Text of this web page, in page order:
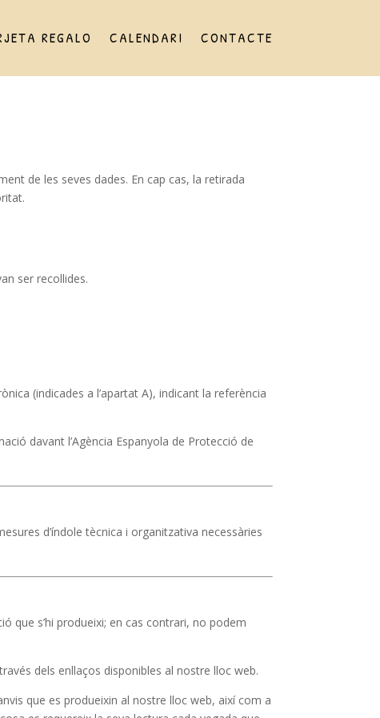
REGALO CALENDARI CONTACTE
de les seves dades. En cap cas, la retirada
ser recollides.
(indicades a l’apartat A), indicant la referència
davant l’Agència Espanyola de Protecció de
d’índole tècnica i organitzativa necessàries
que s’hi produeixi; en cas contrari, no podem
dels enllaços disponibles al nostre lloc web.
que es produeixin al nostre lloc web, així com a